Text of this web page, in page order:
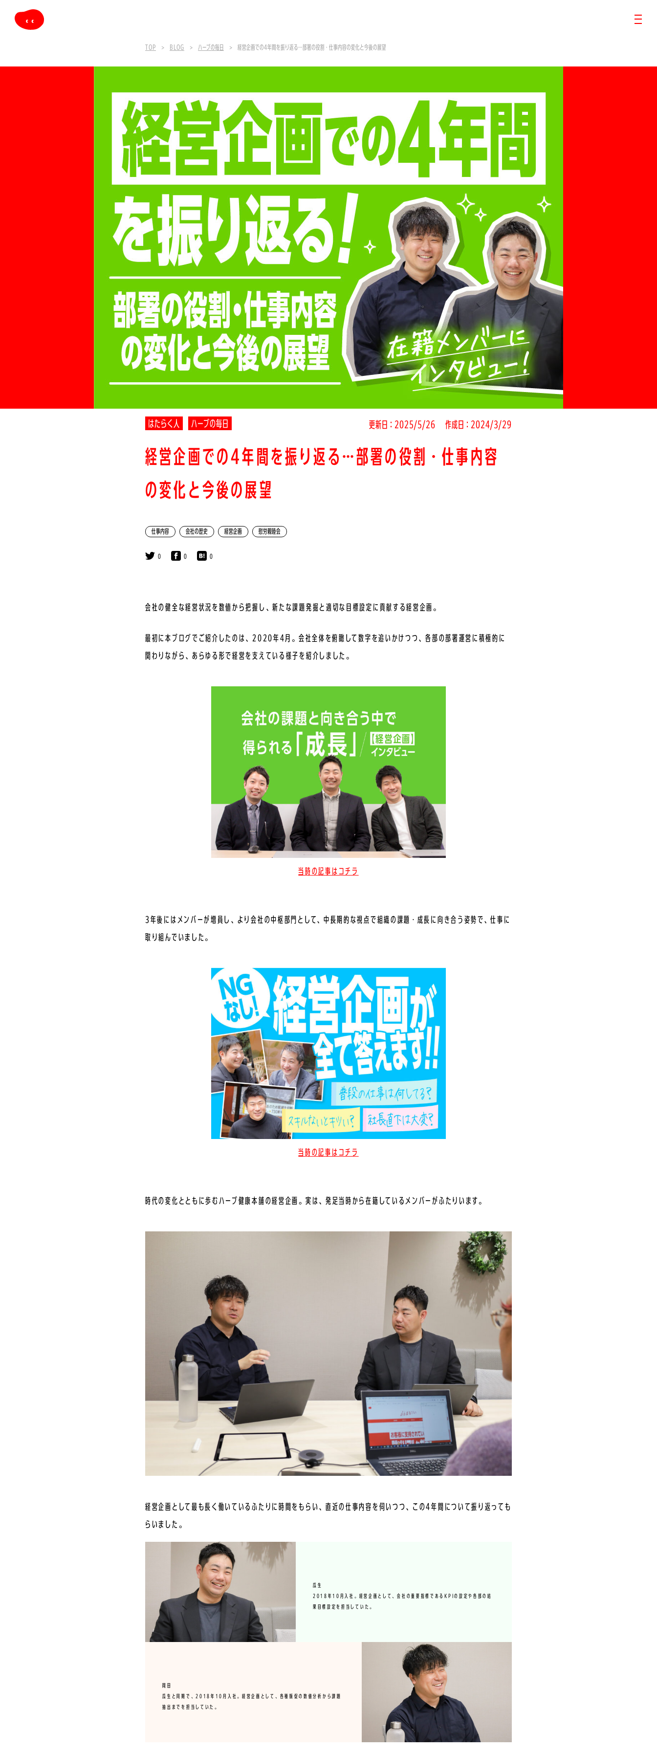
TOP BLOG ハーブの毎日 経営企画での4年間を振り返る…部署の役割・仕事内容の変化と今後の展望
はたらく人 ハーブの毎日 更新日：2025/5/26 作成日：2024/3/29
経営企画での4年間を振り返る…部署の役割・仕事内容
の変化と今後の展望
仕事内容 会社の歴史 経営企画 慰労親睦会
0 0 0
会社の健全な経営状況を数値から把握し、新たな課題発掘と適切な目標設定に貢献する経営企画。
最初に本ブログでご紹介したのは、2020年4月。会社全体を俯瞰して数字を追いかけつつ、各部の部署運営に積極的に
関わりながら、あらゆる形で経営を支えている様子を紹介しました。
当時の記事はコチラ
3年後にはメンバーが増員し、より会社の中枢部門として、中長期的な視点で組織の課題・成長に向き合う姿勢で、仕事に
取り組んでいました。
当時の記事はコチラ
時代の変化とともに歩むハーブ健康本舗の経営企画。実は、発足当時から在籍しているメンバーがふたりいます。
経営企画として最も長く働いているふたりに時間をもらい、直近の仕事内容を伺いつつ、この4年間について振り返っても
らいました。
瓜生
2018年10月入社。経営企画として、会社の重要指標であるKPIの設定や各部の結
果目標設定を担当していた。
岡田
瓜生と同期で、2018年10月入社。経営企画として、各種販促の数値分析から課題
抽出までを担当していた。